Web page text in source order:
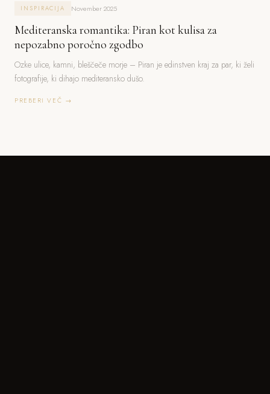
INSPIRACIJA November 2025
Mediteranska romantika: Piran kot kulisa za
nepozabno poročno zgodbo
Ozke ulice, kamni, bleščeče morje – Piran je edinstven kraj za par, ki želi
fotografije, ki dihajo mediteransko dušo.
PREBERI VEČ →